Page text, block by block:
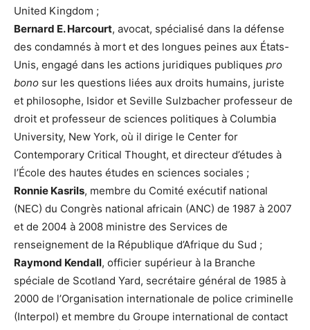
United Kingdom ;
Bernard E. Harcourt, avocat, spécialisé dans la défense
des condamnés à mort et des longues peines aux États-
Unis, engagé dans les actions juridiques publiques pro
bono sur les questions liées aux droits humains, juriste
et philosophe, Isidor et Seville Sulzbacher professeur de
droit et professeur de sciences politiques à Columbia
University, New York, où il dirige le Center for
Contemporary Critical Thought, et directeur d’études à
l’École des hautes études en sciences sociales ;
Ronnie Kasrils, membre du Comité exécutif national
(NEC) du Congrès national africain (ANC) de 1987 à 2007
et de 2004 à 2008 ministre des Services de
renseignement de la République d’Afrique du Sud ;
Raymond Kendall, officier supérieur à la Branche
spéciale de Scotland Yard, secrétaire général de 1985 à
2000 de l’Organisation internationale de police criminelle
(Interpol) et membre du Groupe international de contact